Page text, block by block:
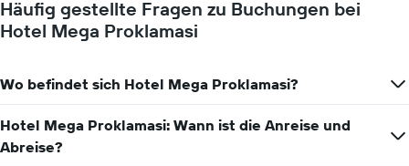
die
den
anzeigt.
für
den
jeweiligen
Das
1
X-
Häufig gestellte Fragen zu Buchungen bei
Hotel Mega Proklamasi
Wo befindet sich Hotel Mega Proklamasi?
Hotel Mega Proklamasi: Wann ist die Anreise und
Abreise?